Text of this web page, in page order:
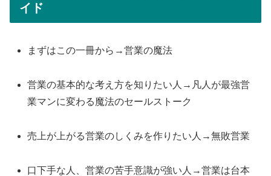
イド
まずはこの一冊から→営業の魔法
営業の基本的な考え方を知りたい人→凡人が最強営
業マンに変わる魔法のセールストーク
売上が上がる営業のしくみを作りたい人→無敗営業
口下手な人、営業の苦手意識が強い人→営業は台本